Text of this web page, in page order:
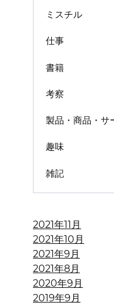
ミスチル
仕事
書籍
考察
製品・商品・サ
趣味
雑記
2021年11月
2021年10月
2021年9月
2021年8月
2020年9月
2019年9月